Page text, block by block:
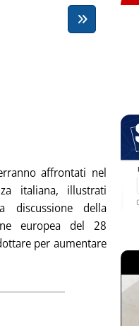
Rendere concreti alcuni obiettivi
venerdì 30 maggio 2014 alle 11.53.
affrontati nel
italiana, illustrati
della
europea del 28
per aumentare
la notizia: 'L'occasione del